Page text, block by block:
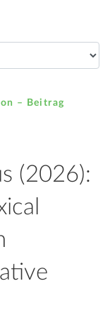
–
Beitrag
(2026):